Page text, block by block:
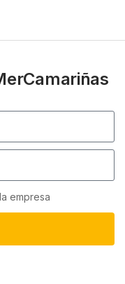
empresa